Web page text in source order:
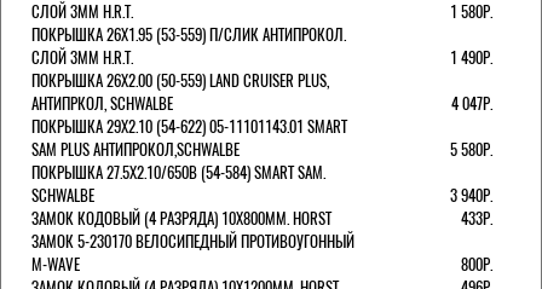
СЛОЙ 3ММ H.R.T.
1 580Р.
ПОКРЫШКА 26X1.95 (53-559) П/СЛИК АНТИПРОКОЛ.
СЛОЙ 3ММ H.R.T.
1 490Р.
ПОКРЫШКА 26X2.00 (50-559) LAND CRUISER PLUS,
АНТИПРКОЛ, SCHWALBE
4 047Р.
ПОКРЫШКА 29X2.10 (54-622) 05-11101143.01 SMART
SAM PLUS АНТИПРОКОЛ,SCHWALBE
5 580Р.
ПОКРЫШКА 27.5X2.10/650B (54-584) SMART SAM.
SCHWALBE
3 940Р.
ЗАМОК КОДОВЫЙ (4 РАЗРЯДА) 10Х800ММ. HORST
433Р.
ЗАМОК 5-230170 ВЕЛОСИПЕДНЫЙ ПРОТИВОУГОННЫЙ
M-WAVE
800Р.